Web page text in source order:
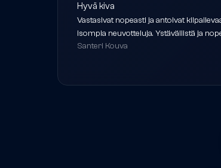
Hyvä kiva
Vastasivat nopeasti ja antoivat
isompia neuvotteluja. Ystävällistä ja
Santeri Kouva